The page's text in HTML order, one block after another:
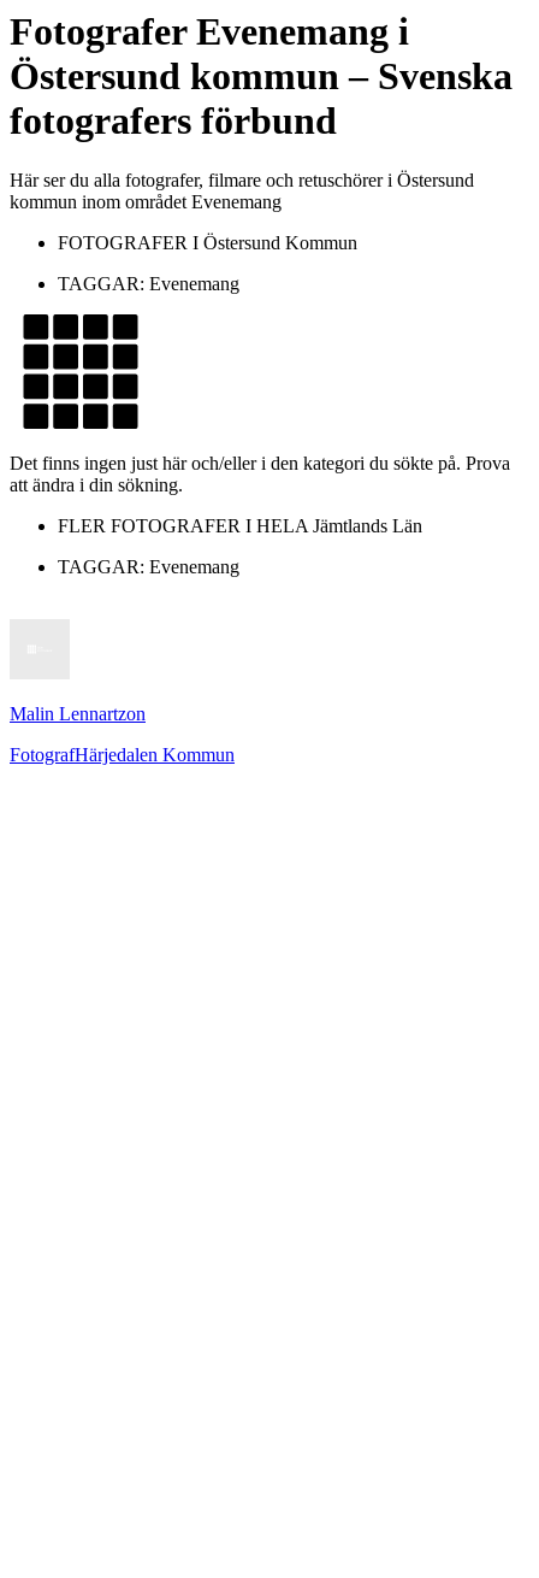
FotograferEvenemang i
Östersund kommun– Svenska
fotografers förbund
Här ser du alla fotografer, filmare och retuschörer i Östersund
kommun inom området Evenemang
FOTOGRAFER I Östersund Kommun
TAGGAR: Evenemang
Det finns ingen just här och/eller i den kategori du sökte på. Prova
att ändra i din sökning.
FLER FOTOGRAFER I HELA Jämtlands Län
TAGGAR: Evenemang
Malin Lennartzon
FotografHärjedalen Kommun